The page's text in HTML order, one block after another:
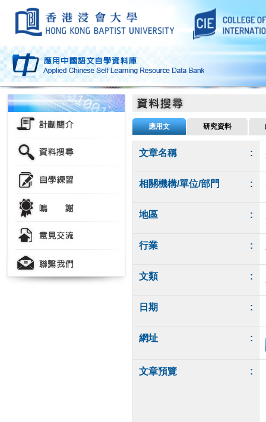
應用文 研究資料
文章名稱 :
相關機構/單位/部門 :
地區 :
行業 :
文類 :
日期 :
網址 :
文章預覽 :